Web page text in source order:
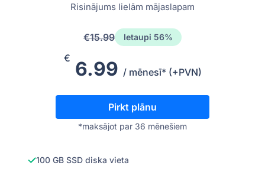
Risinājums lielām mājaslapam
€15.99 Ietaupi 56%
€ 6.99 / mēnesī* (+PVN)
Pirkt plānu
*maksājot par 36 mēnešiem
100 GB SSD diska vieta